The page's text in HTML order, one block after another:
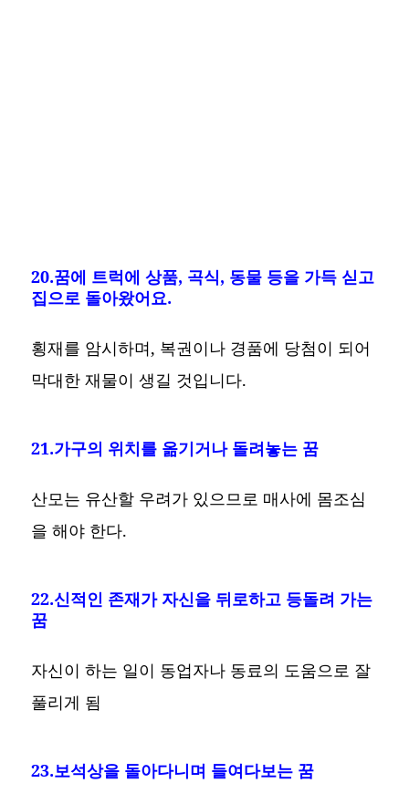
20.꿈에 트럭에 상품, 곡식, 동물 등을 가득 싣고
집으로 돌아왔어요.
횡재를 암시하며, 복권이나 경품에 당첨이 되어
막대한 재물이 생길 것입니다.
21.가구의 위치를 옮기거나 돌려놓는 꿈
산모는 유산할 우려가 있으므로 매사에 몸조심
을 해야 한다.
22.신적인 존재가 자신을 뒤로하고 등돌려 가는
꿈
자신이 하는 일이 동업자나 동료의 도움으로 잘
풀리게 됨
23.보석상을 돌아다니며 들여다보는 꿈